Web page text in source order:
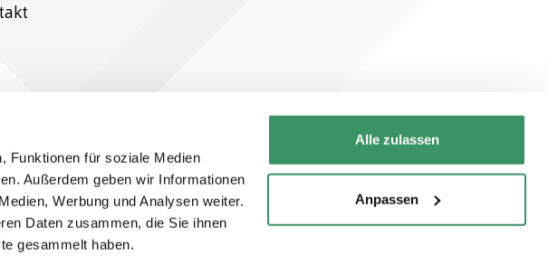
Funktionen für soziale Medien
Außerdem geben wir Informationen
Werbung und Analysen weiter.
Daten zusammen, die Sie ihnen
gesammelt haben.
Alle zulassen
Anpassen
Newsletter abonnieren